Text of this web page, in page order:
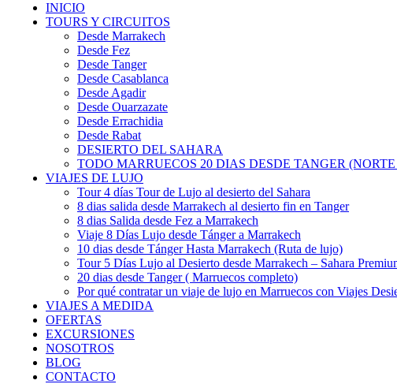
INICIO
TOURS Y CIRCUITOS
Desde Marrakech
Desde Fez
Desde Tanger
Desde Casablanca
Desde Agadir
Desde Ouarzazate
Desde Errachidia
Desde Rabat
DESIERTO DEL SAHARA
TODO MARRUECOS 20 DIAS DESDE TANGER (NORTE
VIAJES DE LUJO
Tour 4 días Tour de Lujo al desierto del Sahara
8 dias salida desde Marrakech al desierto fin en Tanger
8 dias Salida desde Fez a Marrakech
Viaje 8 Días Lujo desde Tánger a Marrakech
10 dias desde Tánger Hasta Marrakech (Ruta de lujo)
Tour 5 Días Lujo al Desierto desde Marrakech – Sahara
20 dias desde Tanger ( Marruecos completo)
Por qué contratar un viaje de lujo en Marruecos con Viajes
VIAJES A MEDIDA
OFERTAS
EXCURSIONES
NOSOTROS
BLOG
CONTACTO